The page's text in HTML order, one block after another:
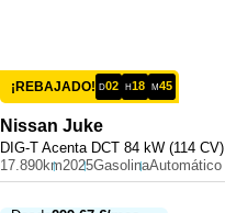
¡REBAJADO! D02 H18 M45
Nissan Juke
DIG-T Acenta DCT 84 kW (114 CV)
17.890km2025GasolinaAutomático